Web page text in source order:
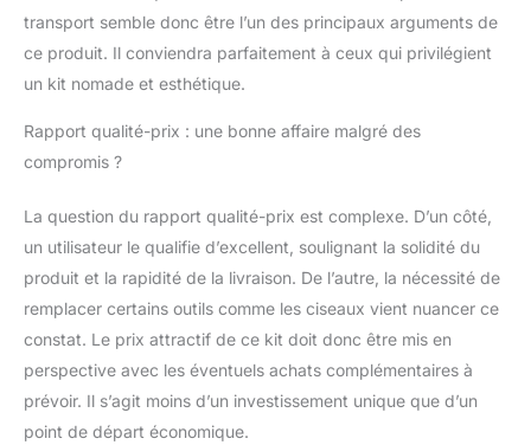
transport semble donc être l’un des principaux arguments de
ce produit. Il conviendra parfaitement à ceux qui privilégient
un kit nomade et esthétique.
Rapport qualité-prix : une bonne affaire malgré des
compromis ?
La question du rapport qualité-prix est complexe. D’un côté,
un utilisateur le qualifie d’excellent, soulignant la solidité du
produit et la rapidité de la livraison. De l’autre, la nécessité de
remplacer certains outils comme les ciseaux vient nuancer ce
constat. Le prix attractif de ce kit doit donc être mis en
perspective avec les éventuels achats complémentaires à
prévoir. Il s’agit moins d’un investissement unique que d’un
point de départ économique.